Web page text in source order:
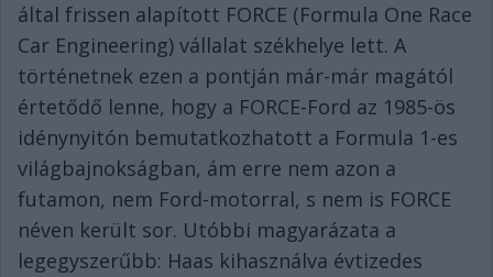
által frissen alapított FORCE (Formula One Race
Car Engineering) vállalat székhelye lett. A
történetnek ezen a pontján már-már magától
értetődő lenne, hogy a FORCE-Ford az 1985-ös
idénynyitón bemutatkozhatott a Formula 1-es
világbajnokságban, ám erre nem azon a
futamon, nem Ford-motorral, s nem is FORCE
néven került sor. Utóbbi magyarázata a
legegyszerűbb: Haas kihasználva évtizedes